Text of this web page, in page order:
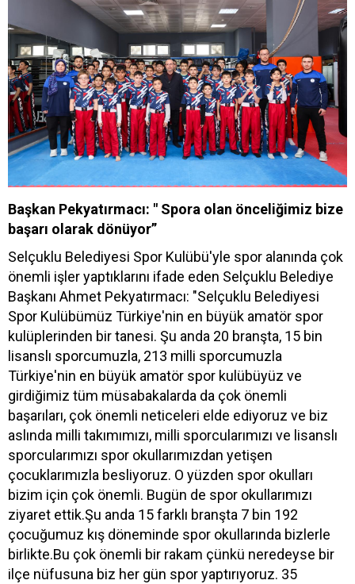
Başkan Pekyatırmacı: " Spora olan önceliğimiz bize
başarı olarak dönüyor”
Selçuklu Belediyesi Spor Kulübü'yle spor alanında çok
önemli işler yaptıklarını ifade eden Selçuklu Belediye
Başkanı Ahmet Pekyatırmacı: "Selçuklu Belediyesi
Spor Kulübümüz Türkiye'nin en büyük amatör spor
kulüplerinden bir tanesi. Şu anda 20 branşta, 15 bin
lisanslı sporcumuzla, 213 milli sporcumuzla
Türkiye'nin en büyük amatör spor kulübüyüz ve
girdiğimiz tüm müsabakalarda da çok önemli
başarıları, çok önemli neticeleri elde ediyoruz ve biz
aslında milli takımımızı, milli sporcularımızı ve lisanslı
sporcularımızı spor okullarımızdan yetişen
çocuklarımızla besliyoruz. O yüzden spor okulları
bizim için çok önemli. Bugün de spor okullarımızı
ziyaret ettik.Şu anda 15 farklı branşta 7 bin 192
çocuğumuz kış döneminde spor okullarında bizlerle
birlikte.Bu çok önemli bir rakam çünkü neredeyse bir
ilçe nüfusuna biz her gün spor yaptırıyoruz. 35